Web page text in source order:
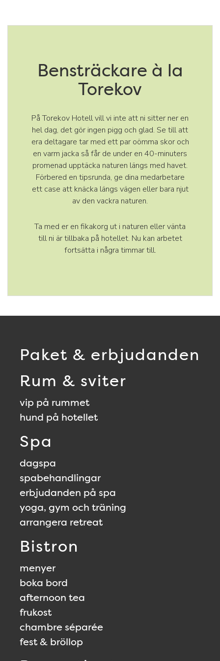
Bensträckare à la
Torekov
På Torekov Hotell vill vi inte att ni sitter ner en
hel dag, det gör ingen pigg och glad. Se till att
era deltagare tar med ett par oömma skor och
en varm jacka så får de under en 40-minuters
promenad upptäcka naturen längs med havet.
Förbered en tipsrunda, ge dina medarbetare
ett case att knäcka längs vägen eller bara njut
av den vackra naturen.
Ta med er en fikakorg ut i naturen eller vänta
till ni är tillbaka på hotellet. Nu kan arbetet
fortsätta i några timmar till.
Paket & erbjudanden
Rum & sviter
vip på rummet
hund på hotellet
Spa
dagspa
spabehandlingar
erbjudanden på spa
yoga, gym och träning
arrangera retreat
Bistron
menyer
boka bord
afternoon tea
frukost
chambre séparée
fest & bröllop